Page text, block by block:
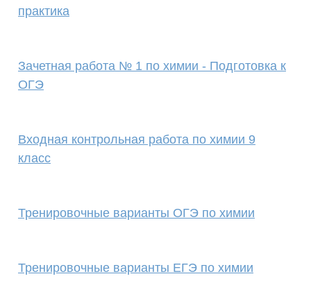
практика
Зачетная работа № 1 по химии - Подготовка к
ОГЭ
Входная контрольная работа по химии 9
класс
Тренировочные варианты ОГЭ по химии
Тренировочные варианты ЕГЭ по химии